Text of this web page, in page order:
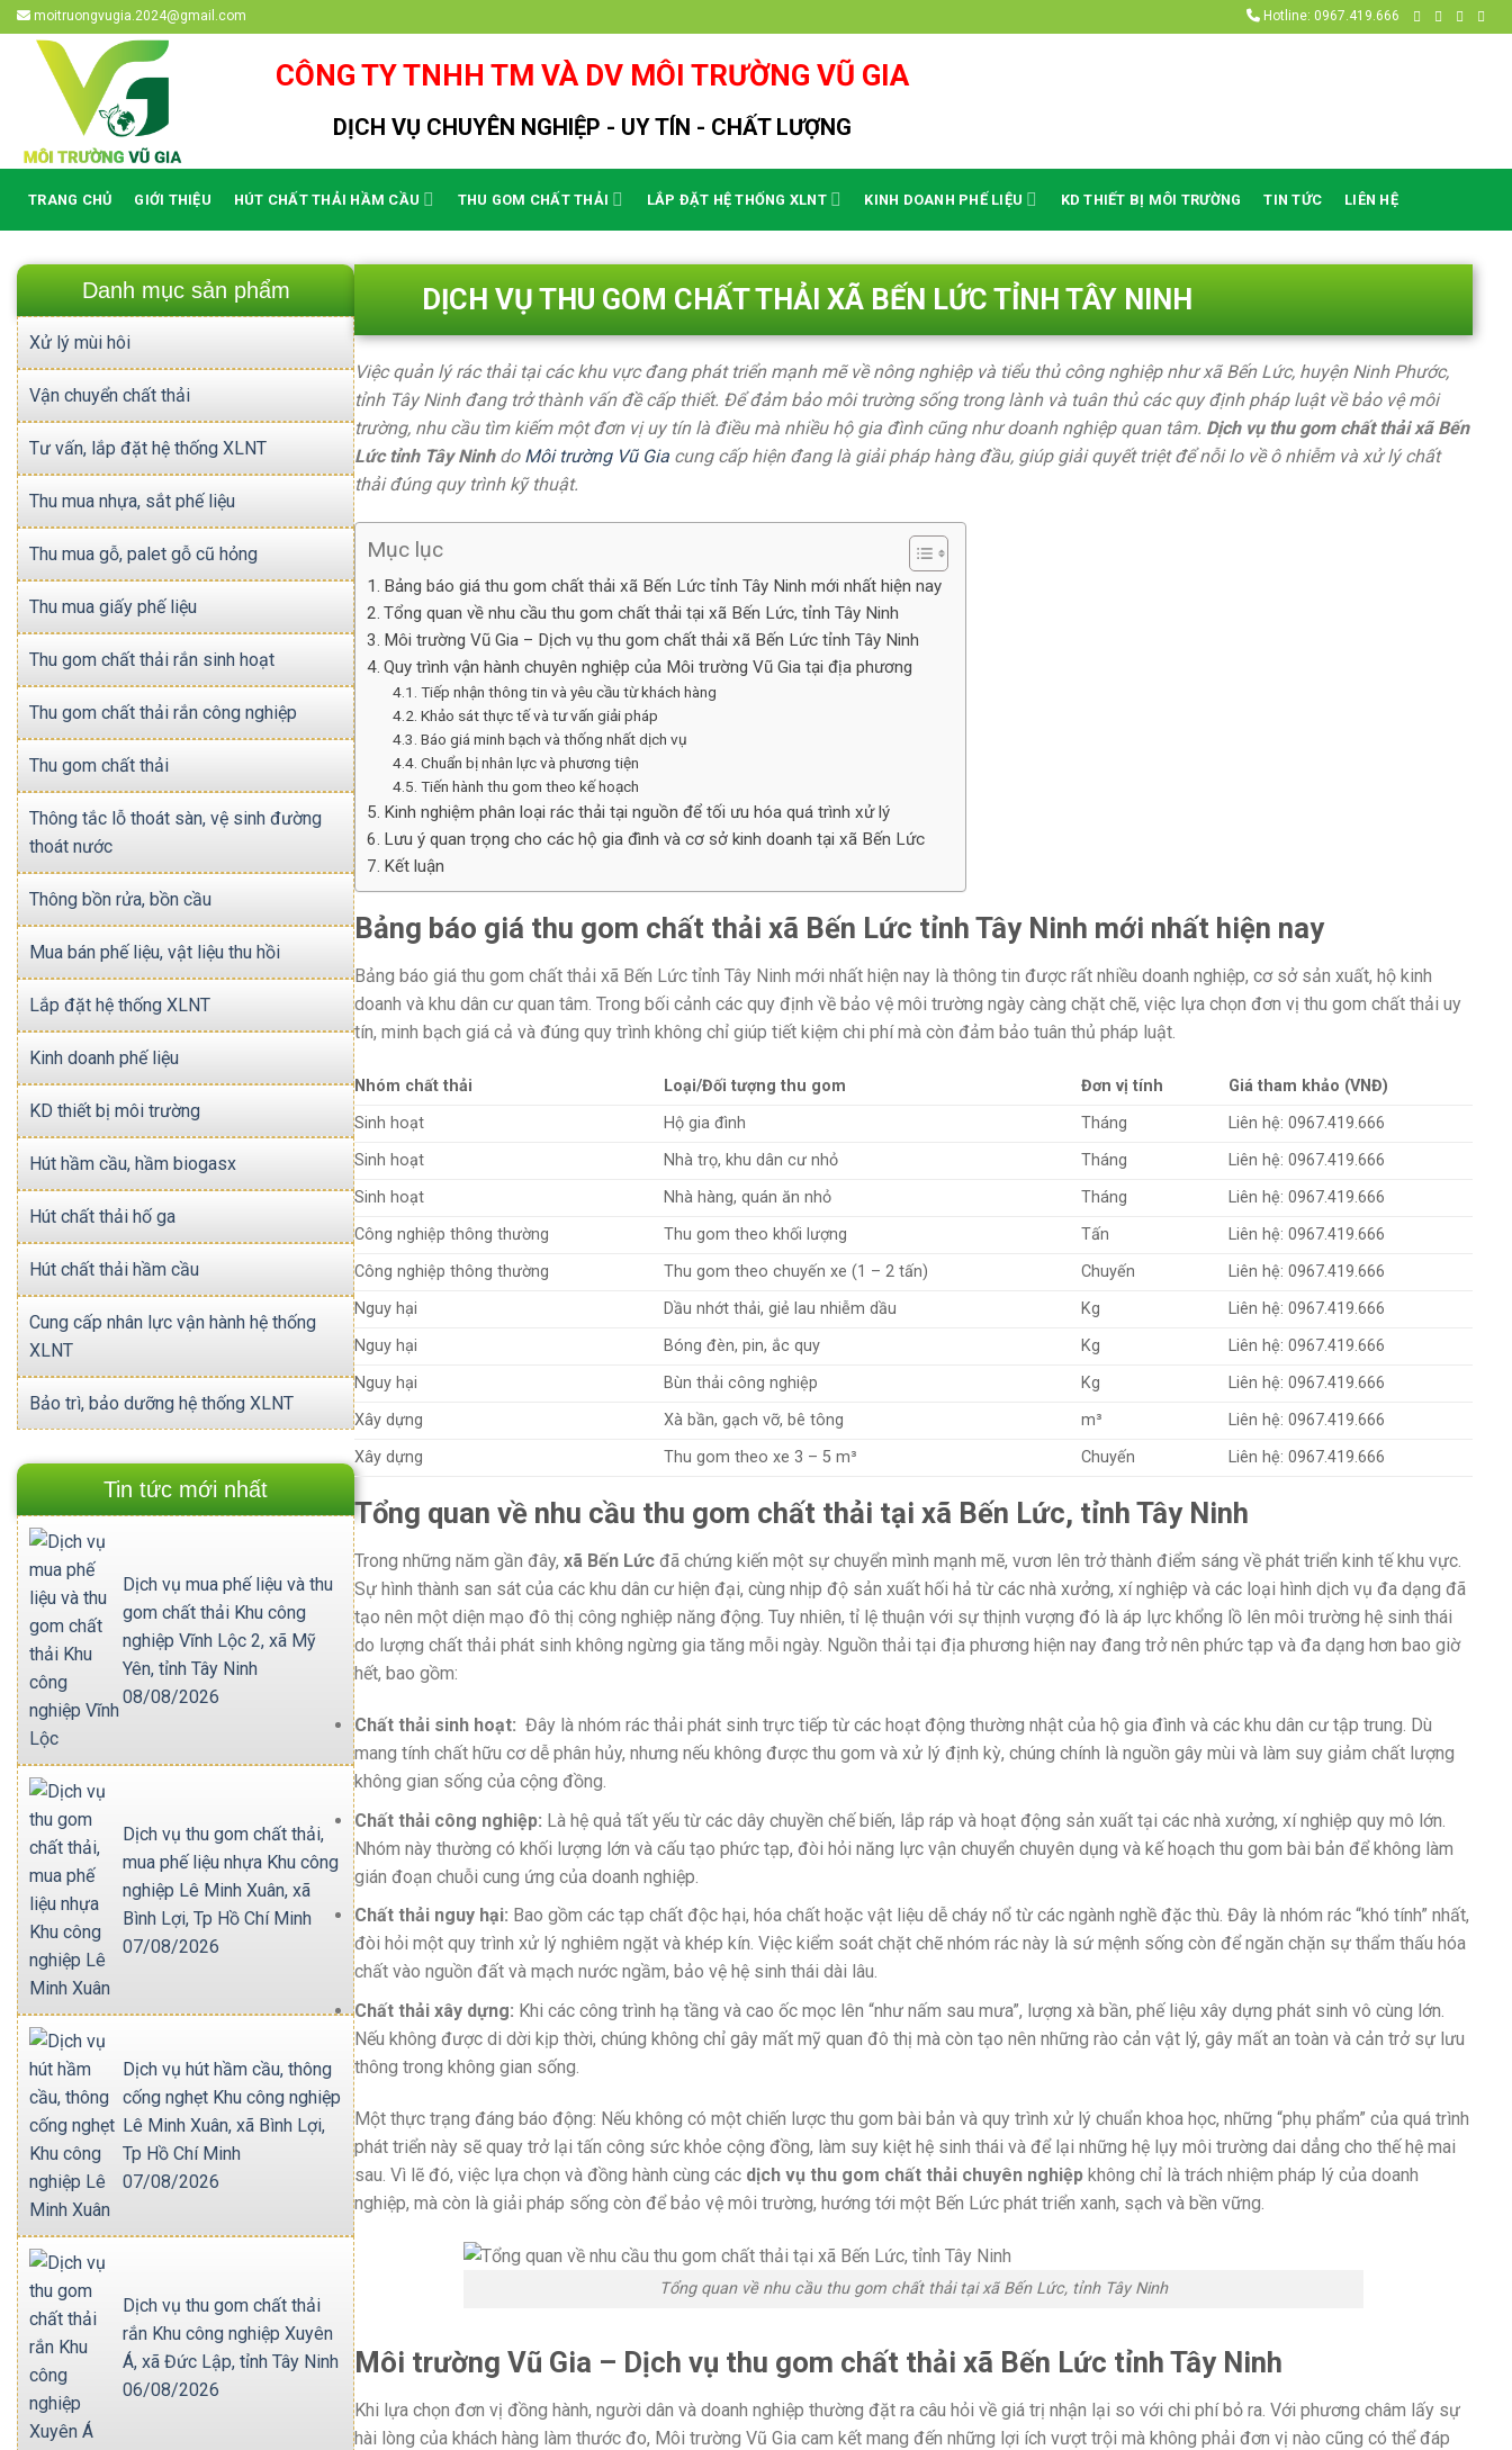
Skip
to
content
moitruongvugia.2024@gmail.com Hotline: 0967.419.666
CÔNG TY TNHH TM VÀ DV MÔI TRƯỜNG VŨ GIA
DỊCH VỤ CHUYÊN NGHIỆP - UY TÍN - CHẤT LƯỢNG
TRANG CHỦ GIỚI THIỆU HÚT CHẤT THẢI HẦM CẦU THU GOM CHẤT THẢI LẮP ĐẶT HỆ THỐNG XLNT KINH DOANH PHẾ LIỆU KD THIẾT BỊ MÔI TRƯỜNG TIN TỨC LIÊN HỆ
Danh mục sản phẩm
Xử lý mùi hôi
Vận chuyển chất thải
Tư vấn, lắp đặt hệ thống XLNT
Thu mua nhựa, sắt phế liệu
Thu mua gỗ, palet gỗ cũ hỏng
Thu mua giấy phế liệu
Thu gom chất thải rắn sinh hoạt
Thu gom chất thải rắn công nghiệp
Thu gom chất thải
Thông tắc lỗ thoát sàn, vệ sinh đường
thoát nước
Thông bồn rửa, bồn cầu
Mua bán phế liệu, vật liệu thu hồi
Lắp đặt hệ thống XLNT
Kinh doanh phế liệu
KD thiết bị môi trường
Hút hầm cầu, hầm biogasx
Hút chất thải hố ga
Hút chất thải hầm cầu
Cung cấp nhân lực vận hành hệ thống
XLNT
Bảo trì, bảo dưỡng hệ thống XLNT
Tin tức mới nhất
Dịch vụ mua phế liệu và thu
gom chất thải Khu công
nghiệp Vĩnh Lộc 2, xã Mỹ
Yên, tỉnh Tây Ninh
08/08/2026
Dịch vụ thu gom chất thải,
mua phế liệu nhựa Khu công
nghiệp Lê Minh Xuân, xã
Bình Lợi, Tp Hồ Chí Minh
07/08/2026
Dịch vụ hút hầm cầu, thông
cống nghẹt Khu công nghiệp
Lê Minh Xuân, xã Bình Lợi,
Tp Hồ Chí Minh
07/08/2026
Dịch vụ thu gom chất thải
rắn Khu công nghiệp Xuyên
Á, xã Đức Lập, tỉnh Tây Ninh
06/08/2026
DỊCH VỤ THU GOM CHẤT THẢI XÃ BẾN LỨC TỈNH TÂY NINH
Việc quản lý rác thải tại các khu vực đang phát triển mạnh mẽ về nông nghiệp và tiểu thủ công nghiệp như xã Bến Lức, huyện Ninh Phước,
tỉnh Tây Ninh đang trở thành vấn đề cấp thiết. Để đảm bảo môi trường sống trong lành và tuân thủ các quy định pháp luật về bảo vệ môi
trường, nhu cầu tìm kiếm một đơn vị uy tín là điều mà nhiều hộ gia đình cũng như doanh nghiệp quan tâm. Dịch vụ thu gom chất thải xã Bến
Lức tỉnh Tây NinhdoMôi trường Vũ Gia cung cấp hiện đang là giải pháp hàng đầu, giúp giải quyết triệt để nỗi lo về ô nhiễm và xử lý chất
thải đúng quy trình kỹ thuật.
Mục lục
Bảng báo giá thu gom chất thải xã Bến Lức tỉnh Tây Ninh mới nhất hiện nay
Tổng quan về nhu cầu thu gom chất thải tại xã Bến Lức, tỉnh Tây Ninh
Môi trường Vũ Gia – Dịch vụ thu gom chất thải xã Bến Lức tỉnh Tây Ninh
Quy trình vận hành chuyên nghiệp của Môi trường Vũ Gia tại địa phương
Tiếp nhận thông tin và yêu cầu từ khách hàng
Khảo sát thực tế và tư vấn giải pháp
Báo giá minh bạch và thống nhất dịch vụ
Chuẩn bị nhân lực và phương tiện
Tiến hành thu gom theo kế hoạch
Kinh nghiệm phân loại rác thải tại nguồn để tối ưu hóa quá trình xử lý
Lưu ý quan trọng cho các hộ gia đình và cơ sở kinh doanh tại xã Bến Lức
Kết luận
Bảng báo giá thu gom chất thải xã Bến Lức tỉnh Tây Ninh mới nhất hiện nay
Bảng báo giá thu gom chất thải xã Bến Lức tỉnh Tây Ninh mới nhất hiện nay là thông tin được rất nhiều doanh nghiệp, cơ sở sản xuất, hộ kinh
doanh và khu dân cư quan tâm. Trong bối cảnh các quy định về bảo vệ môi trường ngày càng chặt chẽ, việc lựa chọn đơn vị thu gom chất thải uy
tín, minh bạch giá cả và đúng quy trình không chỉ giúp tiết kiệm chi phí mà còn đảm bảo tuân thủ pháp luật.
Nhóm chất thải Loại/Đối tượng thu gom Đơn vị tính
Giá tham khảo (VNĐ)
Sinh hoạt
Hộ gia đình Tháng
Liên hệ: 0967.419.666
Sinh hoạt
Nhà trọ, khu dân cư nhỏ Tháng
Liên hệ: 0967.419.666
Sinh hoạt
Nhà hàng, quán ăn nhỏ Tháng
Liên hệ: 0967.419.666
Công nghiệp thông thường
Thu gom theo khối lượng Tấn
Liên hệ: 0967.419.666
Công nghiệp thông thường
Thu gom theo chuyến xe (1 – 2 tấn) Chuyến
Liên hệ: 0967.419.666
Nguy hại
Dầu nhớt thải, giẻ lau nhiễm dầu Kg
Liên hệ: 0967.419.666
Nguy hại
Bóng đèn, pin, ắc quy Kg
Liên hệ: 0967.419.666
Nguy hại
Bùn thải công nghiệp Kg
Liên hệ: 0967.419.666
Xây dựng
Xà bần, gạch vỡ, bê tông m³
Liên hệ: 0967.419.666
Xây dựng
Thu gom theo xe 3 – 5 m³ Chuyến Liên hệ: 0967.419.666
Tổng quan về nhu cầu thu gom chất thải tại xã Bến Lức, tỉnh Tây Ninh
Trong những năm gần đây, xã Bến Lức đã chứng kiến một sự chuyển mình mạnh mẽ, vươn lên trở thành điểm sáng về phát triển kinh tế khu vực.
Sự hình thành san sát của các khu dân cư hiện đại, cùng nhịp độ sản xuất hối hả từ các nhà xưởng, xí nghiệp và các loại hình dịch vụ đa dạng đã
tạo nên một diện mạo đô thị công nghiệp năng động. Tuy nhiên, tỉ lệ thuận với sự thịnh vượng đó là áp lực khổng lồ lên môi trường hệ sinh thái
do lượng chất thải phát sinh không ngừng gia tăng mỗi ngày. Nguồn thải tại địa phương hiện nay đang trở nên phức tạp và đa dạng hơn bao giờ
hết, bao gồm:
Chất thải sinh hoạt: Đây là nhóm rác thải phát sinh trực tiếp từ các hoạt động thường nhật của hộ gia đình và các khu dân cư tập trung. Dù
mang tính chất hữu cơ dễ phân hủy, nhưng nếu không được thu gom và xử lý định kỳ, chúng chính là nguồn gây mùi và làm suy giảm chất lượng
không gian sống của cộng đồng.
Chất thải công nghiệp: Là hệ quả tất yếu từ các dây chuyền chế biến, lắp ráp và hoạt động sản xuất tại các nhà xưởng, xí nghiệp quy mô lớn.
Nhóm này thường có khối lượng lớn và cấu tạo phức tạp, đòi hỏi năng lực vận chuyển chuyên dụng và kế hoạch thu gom bài bản để không làm
gián đoạn chuỗi cung ứng của doanh nghiệp.
Chất thải nguy hại: Bao gồm các tạp chất độc hại, hóa chất hoặc vật liệu dễ cháy nổ từ các ngành nghề đặc thù. Đây là nhóm rác “khó tính” nhất,
đòi hỏi một quy trình xử lý nghiêm ngặt và khép kín. Việc kiểm soát chặt chẽ nhóm rác này là sứ mệnh sống còn để ngăn chặn sự thẩm thấu hóa
chất vào nguồn đất và mạch nước ngầm, bảo vệ hệ sinh thái dài lâu.
Chất thải xây dựng: Khi các công trình hạ tầng và cao ốc mọc lên “như nấm sau mưa”, lượng xà bần, phế liệu xây dựng phát sinh vô cùng lớn.
Nếu không được di dời kịp thời, chúng không chỉ gây mất mỹ quan đô thị mà còn tạo nên những rào cản vật lý, gây mất an toàn và cản trở sự lưu
thông trong không gian sống.
Một thực trạng đáng báo động: Nếu không có một chiến lược thu gom bài bản và quy trình xử lý chuẩn khoa học, những “phụ phẩm” của quá trình
phát triển này sẽ quay trở lại tấn công sức khỏe cộng đồng, làm suy kiệt hệ sinh thái và để lại những hệ lụy môi trường dai dẳng cho thế hệ mai
sau. Vì lẽ đó, việc lựa chọn và đồng hành cùng các dịch vụ thu gom chất thải chuyên nghiệp không chỉ là trách nhiệm pháp lý của doanh
nghiệp, mà còn là giải pháp sống còn để bảo vệ môi trường, hướng tới một Bến Lức phát triển xanh, sạch và bền vững.
Tổng quan về nhu cầu thu gom chất thải tại xã Bến Lức, tỉnh Tây Ninh
Môi trường Vũ Gia – Dịch vụ thu gom chất thải xã Bến Lức tỉnh Tây Ninh
Khi lựa chọn đơn vị đồng hành, người dân và doanh nghiệp thường đặt ra câu hỏi về giá trị nhận lại so với chi phí bỏ ra. Với phương châm lấy sự
hài lòng của khách hàng làm thước đo, Môi trường Vũ Gia cam kết mang đến những lợi ích vượt trội mà không phải đơn vị nào cũng có thể đáp